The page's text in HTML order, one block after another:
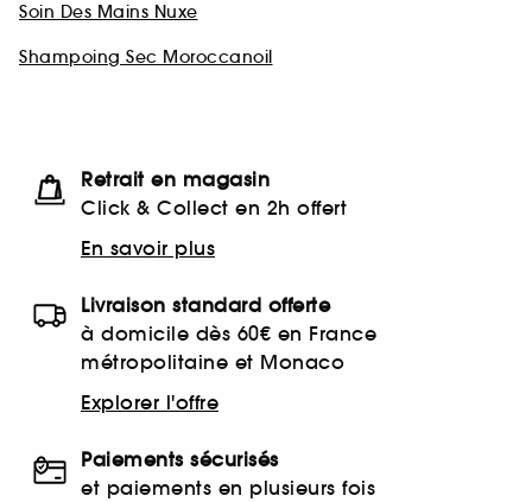
Soin Des Mains Nuxe
Shampoing Sec Moroccanoil
Retrait en magasin
Click & Collect en 2h offert
En savoir plus
Livraison standard offerte
à domicile dès 60€ en France
métropolitaine et Monaco
Explorer l'offre
Paiements sécurisés
et paiements en plusieurs fois